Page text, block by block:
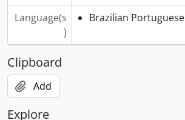
Language(s
)
Brazilian Portuguese
Clipboard
Add
Explore